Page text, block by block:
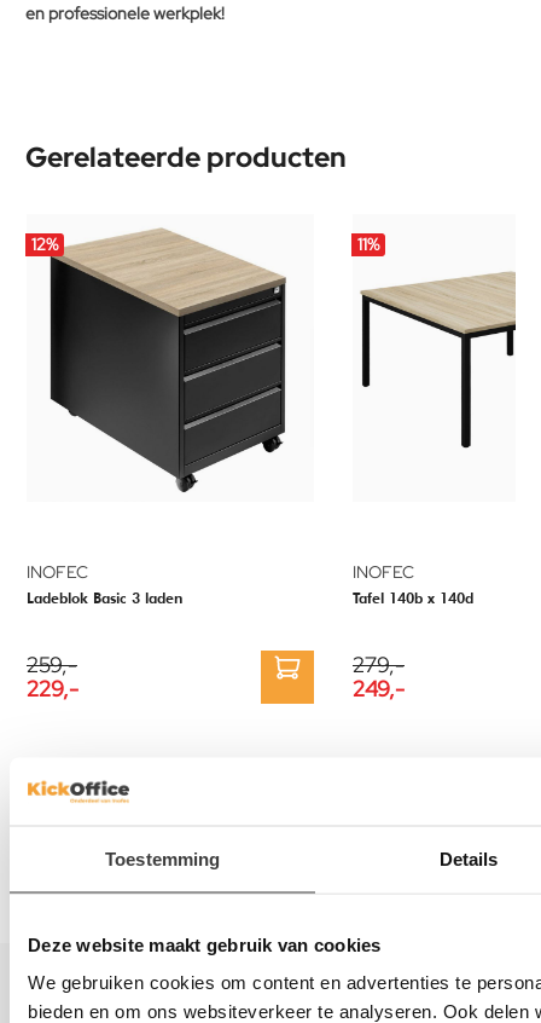
Toestemming Details
Deze website maakt gebruik van cookies
We gebruiken cookies om content en advertenties te
bieden en om ons websiteverkeer te analyseren. Ook
en professionele werkplek!
Gerelateerde producten
12%
INOFEC
Ladeblok Basic 3 laden
259,-
229,-
11%
INOFEC
Tafel 140b x 140d
279,-
249,-
bezorging
excl. BTW
Informatie